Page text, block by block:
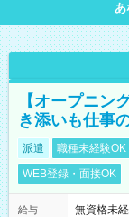
あ
【オープニン
き添いも仕事
派遣 職種未経験OK
WEB登録・面接OK
給与
無資格未